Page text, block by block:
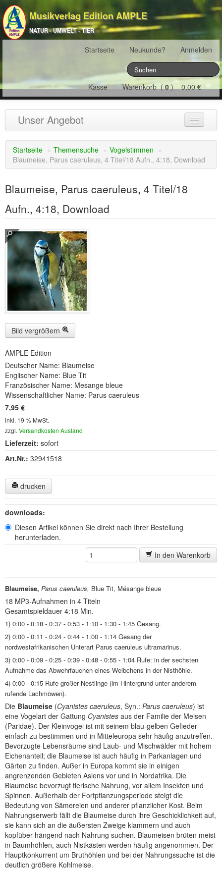
Musikverlag Edition AMPLE
NATUR - UMWELT - TIER
Startseite Neukunde? Anmelden
Kasse Warenkorb (0) 0,00 €
Unser Angebot
NATURJAHR(12)
ÖSTERREICH(22)
Serie ENTSPANNUNG NATUR
CDs
SOFORT HERUNTERLADEN
CD-ROM-MP3/DVD-ROM-MP3
DVD-Videos(8)
Spezial, Buch
Engl./Franz. Produkte
Themensuche
Soundarchiv
Startseite » Themensuche » Vogelstimmen »
Blaumeise, Parus caeruleus, 4 Titel/18 Aufn., 4:18, Download
Blaumeise, Parus caeruleus, 4 Titel/18
Aufn., 4:18, Download
Bild vergrößern
AMPLE Edition
Deutscher Name: Blaumeise
Englischer Name: Blue Tit
Französischer Name: Mesange bleue
Wissenschaftlicher Name: Parus caeruleus
7,95 €
inkl. 19 % MwSt.
zzgl. Versandkosten Ausland
Lieferzeit: sofort
Art.Nr.: 32941518
drucken
downloads:
Diesen Artikel können Sie direkt nach Ihrer Bestellung
herunterladen.
In den Warenkorb
Blaumeise, Parus caeruleus, Blue Tit, Mésange bleue
18 MP3-Aufnahmen in 4 Titeln
Gesamtspieldauer 4:18 Min.
1) 0:00 - 0:18 - 0:37 - 0:53 - 1:10 - 1:30 - 1:45 Gesang.
2) 0:00 - 0:11 - 0:24 - 0:44 - 1:00 - 1:14 Gesang der
nordwestafrikanischen Unterart Parus caeruleus ultramarinus.
3) 0:00 - 0:09 - 0:25 - 0:39 - 0:48 - 0:55 - 1:04 Rufe: in der sechsten
Aufnahme das Abwehrfauchen eines Weibchens in der Nisthöhle.
4) 0:00 - 0:15 Rufe großer Nestlinge (im Hintergrund unter anderem
rufende Lachmöwen).
Die Blaumeise (Cyanistes caeruleus, Syn.: Parus caeruleus) ist
eine Vogelart der Gattung Cyanistes aus der Familie der Meisen
(Paridae). Der Kleinvogel ist mit seinem blau-gelben Gefieder
einfach zu bestimmen und in Mitteleuropa sehr häufig anzutreffen.
Bevorzugte Lebensräume sind Laub- und Mischwälder mit hohem
Eichenanteil; die Blaumeise ist auch häufig in Parkanlagen und
Gärten zu finden. Außer in Europa kommt sie in einigen
angrenzenden Gebieten Asiens vor und in Nordafrika. Die
Blaumeise bevorzugt tierische Nahrung, vor allem Insekten und
Spinnen. Außerhalb der Fortpflanzungsperiode steigt die
Bedeutung von Sämereien und anderer pflanzlicher Kost. Beim
Nahrungserwerb fällt die Blaumeise durch ihre Geschicklichkeit auf,
sie kann sich an die äußersten Zweige klammern und auch
kopfüber hängend nach Nahrung suchen. Blaumeisen brüten meist
in Baumhöhlen, auch Nistkästen werden häufig angenommen. Der
Hauptkonkurrent um Bruthöhlen und bei der Nahrungssuche ist die
deutlich größere Kohlmeise.